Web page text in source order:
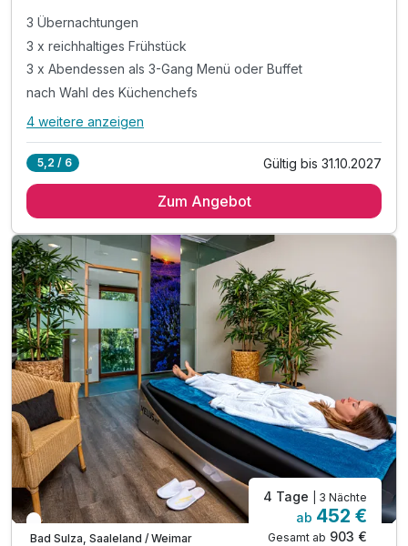
3 Übernachtungen
3 x reichhaltiges Frühstück
3 x Abendessen als 3-Gang Menü oder Buffet
nach Wahl des Küchenchefs
Alle Inklusivleistungen
3 x reichhaltiges Frühstück
nach Wahl des Küchenchefs
inkl. Willkommensgruß bei Anreise auf dem Zimmer
inkl. Leihbademantel für Ihren Aufenthalt
inkl. Nutzung der Toskana Therme inkl. Sauna
(am Anreisetag ab 14 Uhr / nicht am Abreisetag)
4 weitere anzeigen
5,2 / 6 Gültig bis 31.10.2027
Zum Angebot
In 1 Woche wieder frei
Bad Sulza, Saaleland / Weimar
4 Tage | 3 Nächte
ab 452 €
Gesamt ab 903 €